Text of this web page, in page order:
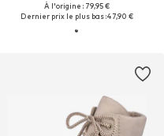
À l'origine : 79,95 €
Dernier prix le plus bas :47,90 €